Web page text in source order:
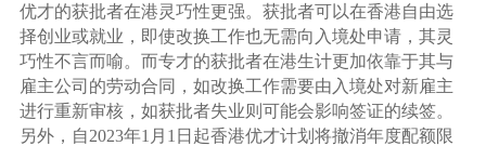
优才的获批者在港灵巧性更强。获批者可以在香港自由选
择创业或就业，即使改换工作也无需向入境处申请，其灵
巧性不言而喻。而专才的获批者在港生计更加依靠于其与
雇主公司的劳动合同，如改换工作需要由入境处对新雇主
进行重新审核，如获批者失业则可能会影响签证的续签。
另外，自2023年1月1日起香港优才计划将撤消年度配额限